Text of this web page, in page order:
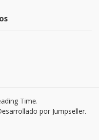
Time.
por Jumpseller.